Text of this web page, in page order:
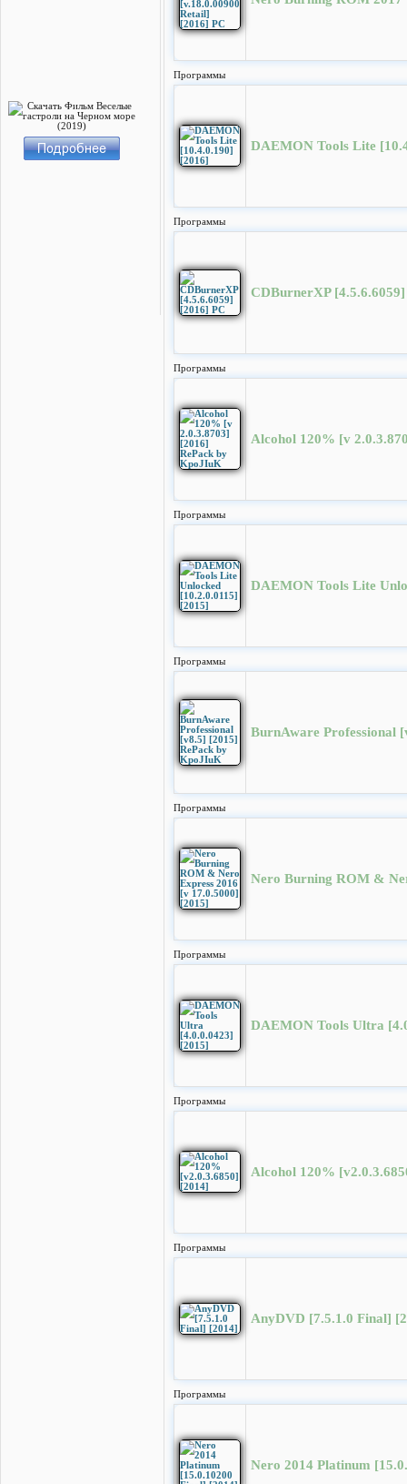
Программы
DAEMON Tools Lite
Программы
CDBurnerXP
Программы
Alcohol 120% [v
Программы
DAEMON Tools Lite
Программы
BurnAware Professional
Программы
Nero Burning ROM &
Программы
DAEMON Tools Ultra
Программы
Alcohol 120%
Программы
AnyDVD [7.5.1.0 Final]
Программы
Nero 2014 Platinum